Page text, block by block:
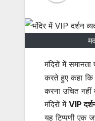
मंदिरों में समानता
करते हुए कहा कि
करना उचित नहीं
मंदिरों में VIP
यह टिप्पणी एक